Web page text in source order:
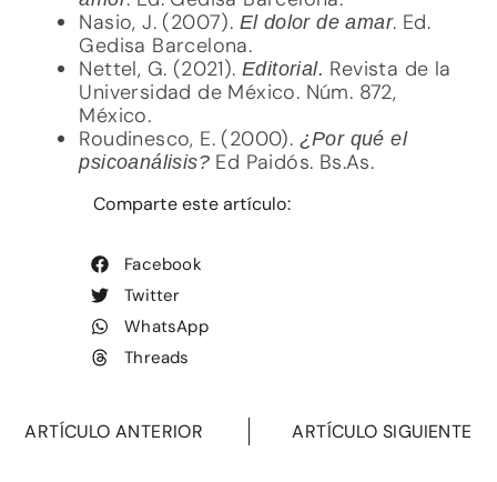
Nasio, J. (2007). El dolor de amar. Ed.
Gedisa Barcelona.
Nettel, G. (2021). Editorial. Revista de la
Universidad de México. Núm. 872,
México.
Roudinesco, E. (2000). ¿Por qué el
psicoanálisis?Ed Paidós. Bs.As.
Comparte este artículo:
Facebook
Twitter
WhatsApp
Threads
ARTÍCULO ANTERIOR ARTÍCULO SIGUIENTE